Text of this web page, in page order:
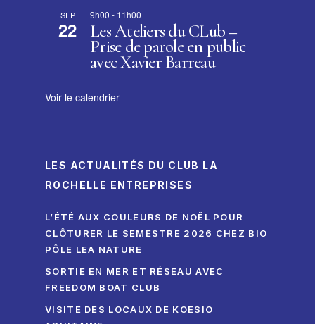
SEP
22
9h00 - 11h00
Les Ateliers du CLub –
Prise de parole en public
avec Xavier Barreau
Voir le calendrier
LES ACTUALITÉS DU CLUB LA
ROCHELLE ENTREPRISES
L’ÉTÉ AUX COULEURS DE NOËL POUR
CLÔTURER LE SEMESTRE 2026 CHEZ BIO
PÔLE LEA NATURE
SORTIE EN MER ET RÉSEAU AVEC
FREEDOM BOAT CLUB
VISITE DES LOCAUX DE KOESIO